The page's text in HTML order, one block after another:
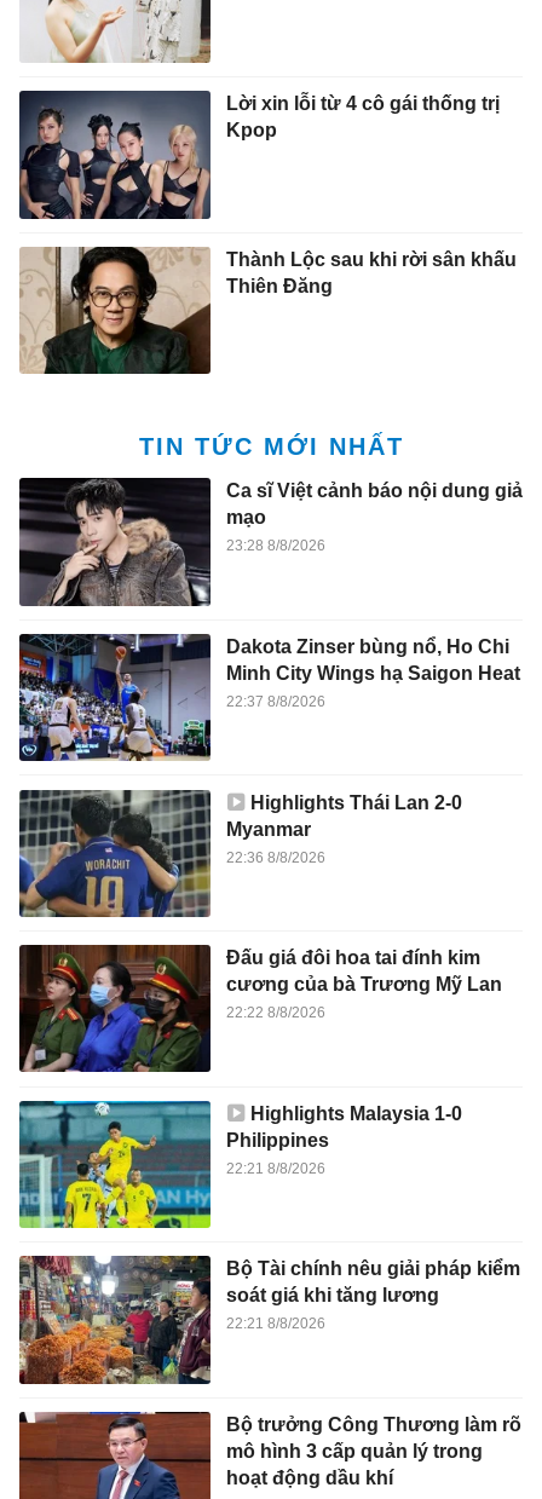
Lời xin lỗi từ 4 cô gái thống trị
Kpop
Thành Lộc sau khi rời sân khấu
Thiên Đăng
TIN TỨC MỚI NHẤT
Ca sĩ Việt cảnh báo nội dung giả
mạo
23:28 8/8/2026
Dakota Zinser bùng nổ, Ho Chi
Minh City Wings hạ Saigon Heat
22:37 8/8/2026
Highlights Thái Lan 2-0
Myanmar
22:36 8/8/2026
Đấu giá đôi hoa tai đính kim
cương của bà Trương Mỹ Lan
22:22 8/8/2026
Highlights Malaysia 1-0
Philippines
22:21 8/8/2026
Bộ Tài chính nêu giải pháp kiểm
soát giá khi tăng lương
22:21 8/8/2026
Bộ trưởng Công Thương làm rõ
mô hình 3 cấp quản lý trong
hoạt động dầu khí